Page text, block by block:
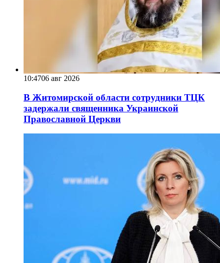
10:4706 авг 2026
В Житомирской области сотрудники ТЦК
задержали священника Украинской
Православной Церкви